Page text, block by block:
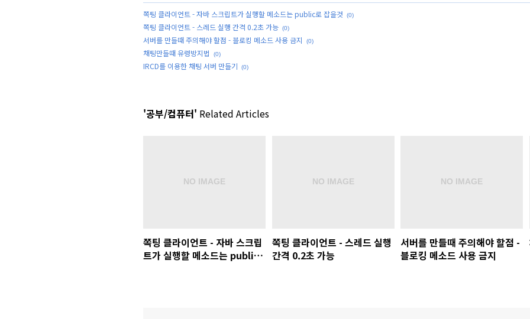
쪽팅 클라이언트 - 자바 스크립트가 실행할 메소드는 public로 잡을것
(0)
쪽팅 클라이언트 - 스레드 실행 간격 0.2초 가능 (0)
서버를 만들때 주의해야 할점 - 블로킹 메소드 사용 금지 (0)
채팅만들때 유령방지법 (0)
IRCD를 이용한 채팅 서버 만들기 (0)
'공부/컴퓨터' Related Articles
쪽팅 클라이언트 - 자바 스크립
트가 실행할 메소드는 public
쪽팅 클라이언트 - 스레드 실행
간격 0.2초 가능
서버를 만들때 주의해야 할점 -
블로킹 메소드 사용 금지